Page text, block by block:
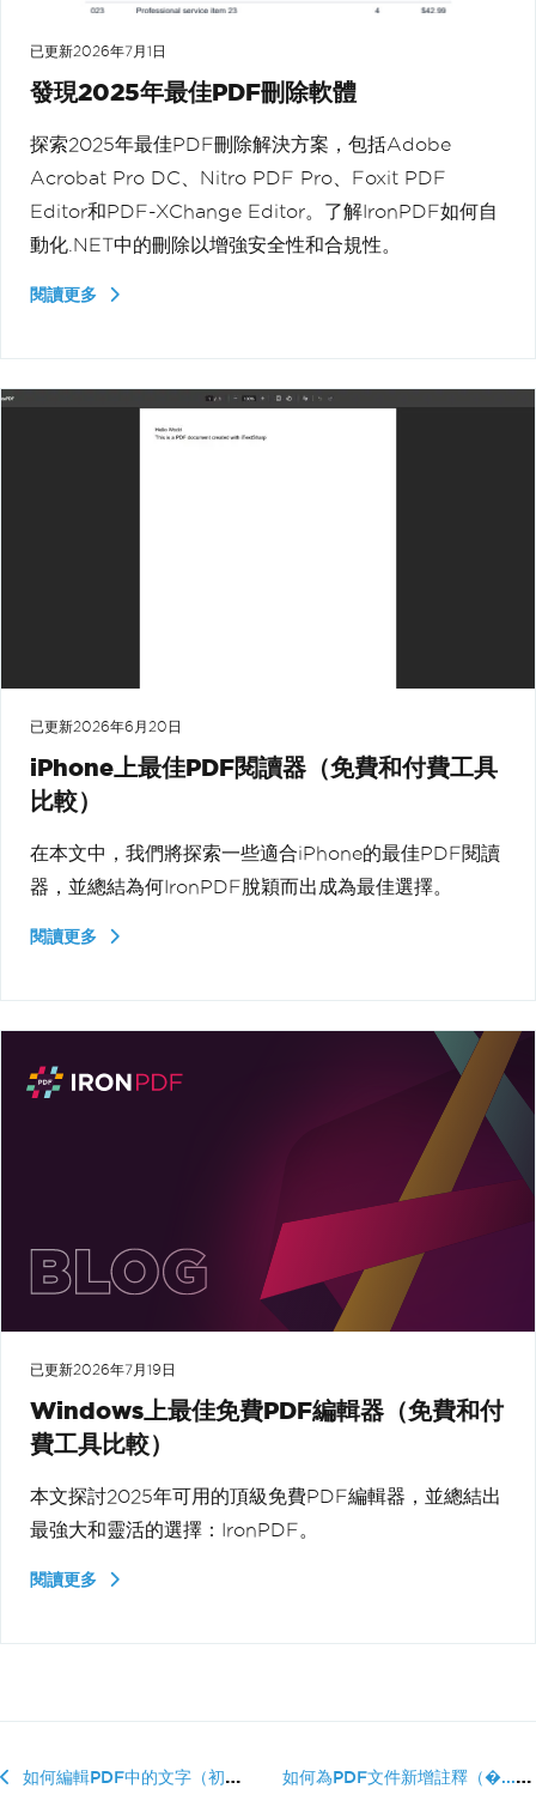
已更新2026年7月1日
發現2025年最佳PDF刪除軟體
探索2025年最佳PDF刪除解決方案，包括Adobe
Acrobat Pro DC、Nitro PDF Pro、Foxit PDF
Editor和PDF-XChange Editor。了解IronPDF如何自
動化.NET中的刪除以增強安全性和合規性。
閱讀更多
已更新2026年6月20日
iPhone上最佳PDF閱讀器（免費和付費工具
比較）
在本文中，我們將探索一些適合iPhone的最佳PDF閱讀
器，並總結為何IronPDF脫穎而出成為最佳選擇。
閱讀更多
已更新2026年7月19日
Windows上最佳免費PDF編輯器（免費和付
費工具比較）
本文探討2025年可用的頂級免費PDF編輯器，並總結出
最強大和靈活的選擇：IronPDF。
閱讀更多
如何編輯PDF中的文字（初學者教程） 如何為PDF文件新增註釋（�...